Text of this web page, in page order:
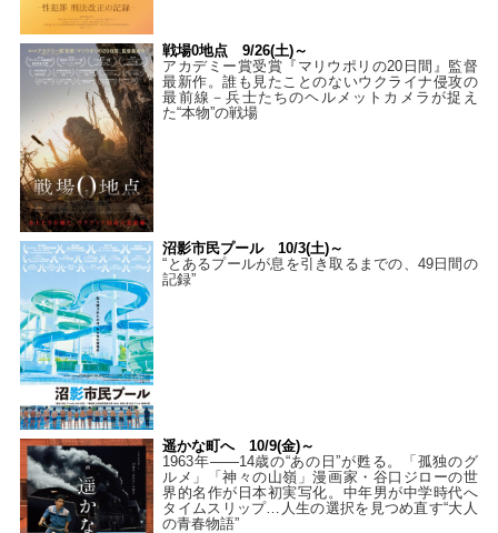
戦場0地点 9/26(土)～
アカデミー賞受賞『マリウポリの20日間』監督
最新作。誰も見たことのないウクライナ侵攻の
最前線－兵士たちのヘルメットカメラが捉え
た“本物”の戦場
沼影市民プール 10/3(土)～
“とあるプールが息を引き取るまでの、49日間の
記録”
遥かな町へ 10/9(金)～
1963年――14歳の“あの日”が甦る。「孤独のグ
ルメ」「神々の山嶺」漫画家・谷口ジローの世
界的名作が日本初実写化。中年男が中学時代へ
タイムスリップ…人生の選択を見つめ直す“大人
の青春物語”